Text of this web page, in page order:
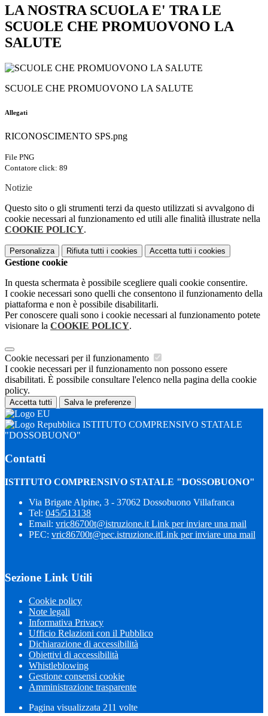
LA NOSTRA SCUOLA E' TRA LE
SCUOLE CHE PROMUOVONO LA
SALUTE
SCUOLE CHE PROMUOVONO LA SALUTE
Allegati
RICONOSCIMENTO SPS.png
File PNG
Contatore click: 89
Notizie
Questo sito o gli strumenti terzi da questo utilizzati si avvalgono di
cookie necessari al funzionamento ed utili alle finalità illustrate nella
COOKIE POLICY.
Personalizza Rifiuta tutti i cookies Accetta tutti i cookies
Gestione cookie
In questa schermata è possibile scegliere quali cookie consentire.
I cookie necessari sono quelli che consentono il funzionamento della
piattaforma e non è possibile disabilitarli.
Per conoscere quali sono i cookie necessari al funzionamento potete
visionare la COOKIE POLICY.
Cookie necessari per il funzionamento
I cookie necessari per il funzionamento non possono essere
disabilitati. È possibile consultare l'elenco nella pagina della cookie
policy.
Accetta tutti Salva le preferenze
ISTITUTO COMPRENSIVO STATALE
"DOSSOBUONO"
Contatti
ISTITUTO COMPRENSIVO STATALE "DOSSOBUONO"
Via Brigate Alpine, 3 - 37062 Dossobuono Villafranca
Tel: 045/513138
Email: vric86700t@istruzione.it Link per inviare una mail
PEC: vric86700t@pec.istruzione.itLink per inviare una mail
Sezione Link Utili
Cookie policy
Note legali
Informativa Privacy
Ufficio Relazioni con il Pubblico
Dichiarazione di accessibilità
Obiettivi di accessibilità
Whistleblowing
Gestione consensi cookie
Amministrazione trasparente
Pagina visualizzata 211 volte